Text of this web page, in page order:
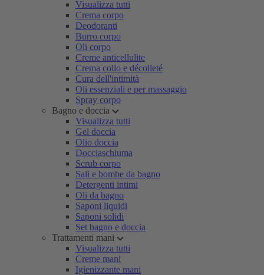
Visualizza tutti
Crema corpo
Deodoranti
Burro corpo
Oli corpo
Creme anticellulite
Crema collo e décolleté
Cura dell'intimità
Oli essenziali e per massaggio
Spray corpo
Bagno e doccia
Visualizza tutti
Gel doccia
Olio doccia
Docciaschiuma
Scrub corpo
Sali e bombe da bagno
Detergenti intimi
Oli da bagno
Saponi liquidi
Saponi solidi
Set bagno e doccia
Trattamenti mani
Visualizza tutti
Creme mani
Igienizzante mani